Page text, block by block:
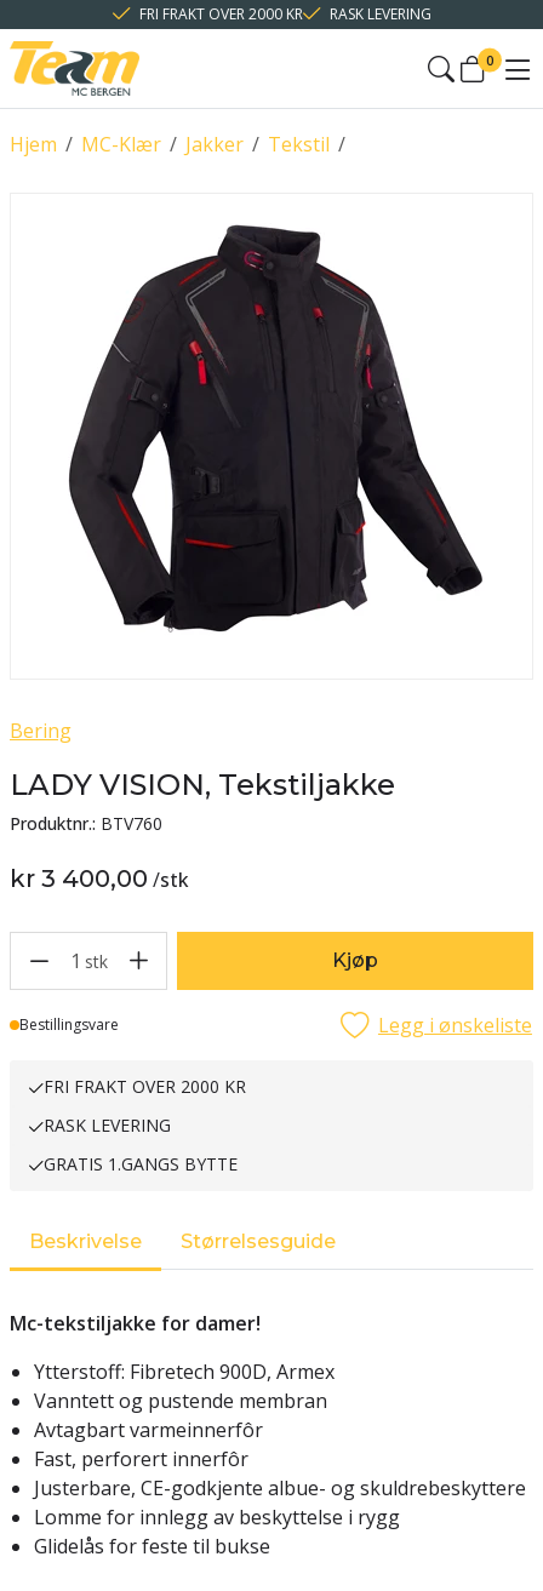
FRI FRAKT OVER 2000 KR RASK LEVERING
0
/
Hjem /
MC-Klær /
Jakker /
Tekstil
Bering
LADY VISION, Tekstiljakke
Produktnr.: BTV760
kr 3 400,00 /stk
1 stk Kjøp
Lager
Bestillingsvare Legg i ønskeliste
FRI FRAKT OVER 2000 KR
RASK LEVERING
GRATIS 1.GANGS BYTTE
Beskrivelse Størrelsesguide
Mc-tekstiljakke for damer!
Ytterstoff: Fibretech 900D, Armex
Vanntett og pustende membran
Avtagbart varmeinnerfôr
Fast, perforert innerfôr
Justerbare, CE-godkjente albue- og skuldrebeskyttere
Lomme for innlegg av beskyttelse i rygg
Glidelås for feste til bukse